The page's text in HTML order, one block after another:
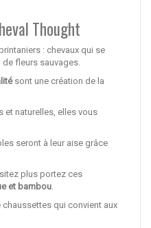
Thought
: chevaux qui se
fleurs sauvages.
sont une création de la
et naturelles, elles vous
seront à leur aise grâce
plus portez ces
et bambou
qui convient aux